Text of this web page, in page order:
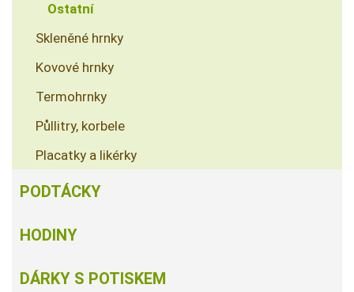
Ostatní
Skleněné hrnky
Kovové hrnky
Termohrnky
Půllitry, korbele
Placatky a likérky
PODTÁCKY
HODINY
DÁRKY S POTISKEM